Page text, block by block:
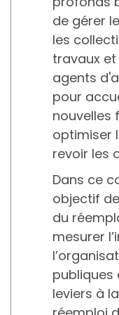
de gérer
les
travaux
agents
pour
nouvelles
optimiser
revoir les
Dans ce
objectif
du
mesurer
publiques
leviers à